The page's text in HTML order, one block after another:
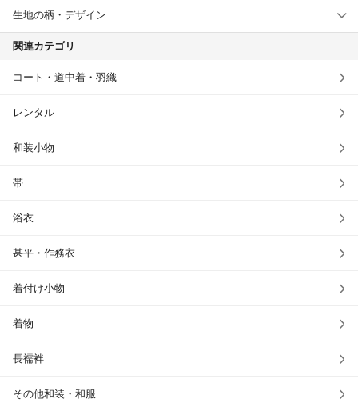
生地の柄・デザイン
関連カテゴリ
コート・道中着・羽織
レンタル
和装小物
帯
浴衣
甚平・作務衣
着付け小物
着物
長襦袢
その他和装・和服